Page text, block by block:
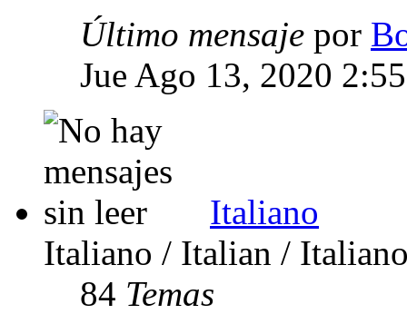
Último mensaje por
Jue Ago 13, 2020
Italiano
Italiano / Italian /
84 Temas